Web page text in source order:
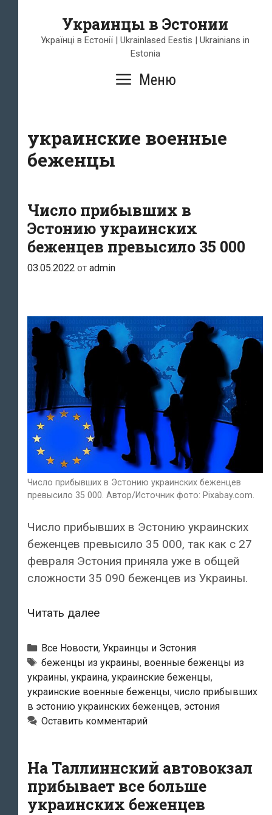
содержимому
Украинцы в Эстонии
Українці в Естонії | Ukrainlased Eestis | Ukrainians in
Estonia
Меню
украинские военные
беженцы
Число прибывших в
Эстонию украинских
беженцев превысило 35 000
03.05.2022 от admin
Число прибывших в Эстонию украинских беженцев
превысило 35 000. Автор/Источник фото: Pixabay.com.
Число прибывших в Эстонию украинских
беженцев превысило 35 000, так как с 27
февраля Эстония приняла уже в общей
сложности 35 090 беженцев из Украины.
Читать далееЧисло
в
Эстонию
украинских
беженцев
превысило
Рубрики
Все Новости, Украинцы и Эстония
Метки
беженцы из украины, военные беженцы из
украины, украина, украинские беженцы,
украинские военные беженцы, число прибывших
в эстонию украинских беженцев, эстония
Оставить комментарий
На Таллиннский автовокзал
прибывает все больше
украинских беженцев